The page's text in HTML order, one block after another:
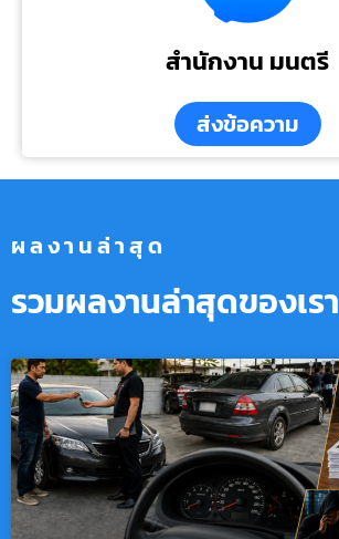
สำนักงาน มนตรี
ส่งข้อความ
ผลงานล่าสุด
รวมผลงานล่าสุดของเรา